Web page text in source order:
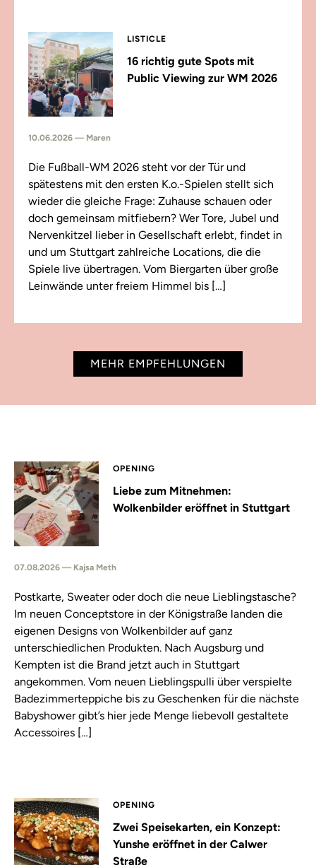
LISTICLE
16 richtig gute Spots mit
Public Viewing zur WM 2026
10.06.2026 — Maren
Die Fußball-WM 2026 steht vor der Tür und
spätestens mit den ersten K.o.-Spielen stellt sich
wieder die gleiche Frage: Zuhause schauen oder
doch gemeinsam mitfiebern? Wer Tore, Jubel und
Nervenkitzel lieber in Gesellschaft erlebt, findet in
und um Stuttgart zahlreiche Locations, die die
Spiele live übertragen. Vom Biergarten über große
Leinwände unter freiem Himmel bis […]
MEHR EMPFEHLUNGEN
OPENING
Liebe zum Mitnehmen:
Wolkenbilder eröffnet in Stuttgart
07.08.2026 — Kajsa Meth
Postkarte, Sweater oder doch die neue Lieblingstasche?
Im neuen Conceptstore in der Königstraße landen die
eigenen Designs von Wolkenbilder auf ganz
unterschiedlichen Produkten. Nach Augsburg und
Kempten ist die Brand jetzt auch in Stuttgart
angekommen. Vom neuen Lieblingspulli über verspielte
Badezimmerteppiche bis zu Geschenken für die nächste
Babyshower gibt’s hier jede Menge liebevoll gestaltete
Accessoires […]
OPENING
Zwei Speisekarten, ein Konzept:
Yunshe eröffnet in der Calwer
Straße